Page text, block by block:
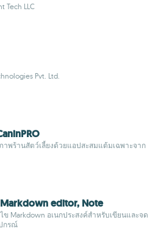
Tech LLC
Pvt. Ltd.
าพร้านสัตว์เลี้ยงด้วยแอปสะสมแต้มเฉพาะจาก
editor, Note
ข Markdown อเนกประสงค์สำหรับเขียนและจด
กรณ์